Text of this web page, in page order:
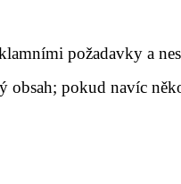
požadavky a
pokud navíc